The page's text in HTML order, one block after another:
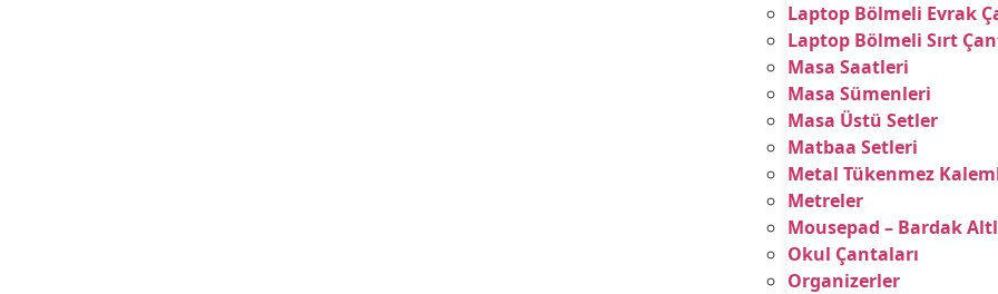
Laptop Bölmeli Evrak
Laptop Bölmeli Sırt
Masa Saatleri
Masa Sümenleri
Masa Üstü Setler
Matbaa Setleri
Metal Tükenmez
Metreler
Mousepad – Bardak
Okul Çantaları
Organizerler